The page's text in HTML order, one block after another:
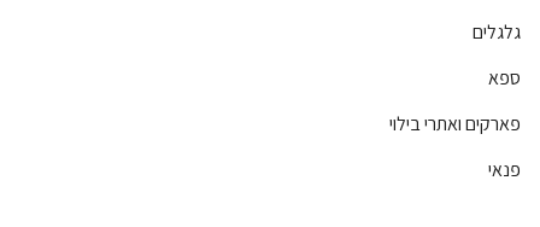
גלגלים
ספא
פארקים ואתרי בילוי
פנאי